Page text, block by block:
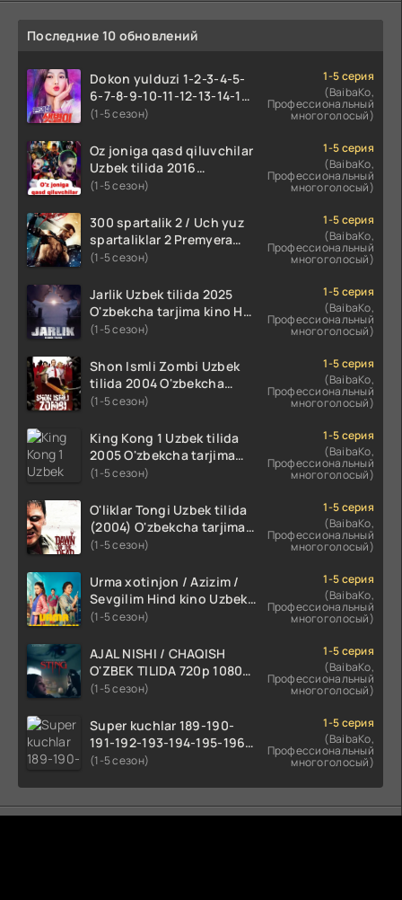
Последние 10 обновлений
Dokon yulduzi 1-2-3-4-5-
6-7-8-9-10-11-12-13-14-15-
16-17 Qism Uzbek tilida
qismlari o'zbek tilida
(1-5 сезон)
1-5 серия
(BaibaKo,
Профессиональный
многоголосый)
Oz joniga qasd qiluvchilar
Uzbek tilida 2016
O'zbekcha tarjima kino
(1-5 сезон)
1-5 серия
(BaibaKo,
Профессиональный
многоголосый)
300 spartalik 2 / Uch yuz
spartaliklar 2 Premyera
Uzbek tilida 2013
skachat
(1-5 сезон)
1-5 серия
(BaibaKo,
Профессиональный
многоголосый)
Jarlik Uzbek tilida 2025
O'zbekcha tarjima kino HD
skachat
(1-5 сезон)
1-5 серия
(BaibaKo,
Профессиональный
многоголосый)
Shon Ismli Zombi Uzbek
tilida 2004 O'zbekcha
tarjima kino HD skachat
(1-5 сезон)
1-5 серия
(BaibaKo,
Профессиональный
многоголосый)
King Kong 1 Uzbek tilida
2005 O'zbekcha tarjima
kino HD skachat
(1-5 сезон)
1-5 серия
(BaibaKo,
Профессиональный
многоголосый)
O'liklar Tongi Uzbek tilida
(2004) O'zbekcha tarjima
kino HD skachat
(1-5 сезон)
1-5 серия
(BaibaKo,
Профессиональный
многоголосый)
Urma xotinjon / Azizim /
Sevgilim Hind kino Uzbek
tilida 2022 O'zbekcha
(1-5 сезон)
1-5 серия
(BaibaKo,
Профессиональный
многоголосый)
AJAL NISHI / CHAQISH
O'ZBEK TILIDA 720p 1080p
Full HD (2024) Tarjima
(1-5 сезон)
1-5 серия
(BaibaKo,
Профессиональный
многоголосый)
Super kuchlar 189-190-
191-192-193-194-195-196-
197-198-199-200 Qism
tarjima seryal
(1-5 сезон)
1-5 серия
(BaibaKo,
Профессиональный
многоголосый)